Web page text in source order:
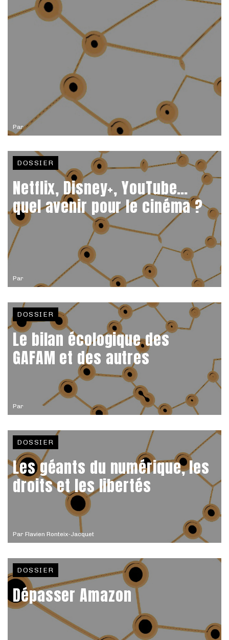
Par
Par
DOSSIER
Netflix, Disney+, YouTube…
quel avenir pour le cinéma ?
Par
DOSSIER
Le bilan écologique des
GAFAM et des autres
Par Flavien Ronteix-Jacquet
DOSSIER
Les géants du numérique, les
droits et les libertés
DOSSIER
Dépasser Amazon